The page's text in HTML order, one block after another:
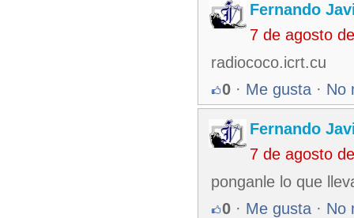
Fernando
7 de agosto
radiococo.icrt.cu
0 · Me gusta · No
Fernando
7 de agosto
ponganle lo que
0 · Me gusta · No